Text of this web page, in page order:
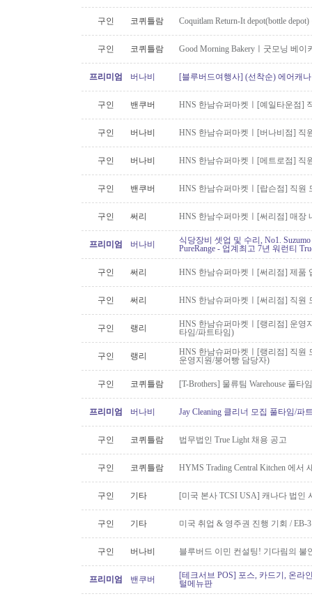
구인 코퀴틀람 Coquitlam Return-It depot(bottle
구인 코퀴틀람 Good Morning Bakeryㅣ굿모닝 베
프리미엄 버나비 [블루버드여행사] (선착순) 에어캐
구인 밴쿠버 HNS 한남슈퍼마켓ㅣ[예일타운점]
구인 버나비 HNS 한남슈퍼마켓ㅣ[버나비점] 직
구인 버나비 HNS 한남슈퍼마켓ㅣ[메트로점] 직
구인 밴쿠버 HNS 한남슈퍼마켓ㅣ[랍슨점] 직원
구인 써리 HNS 한남수퍼마켓ㅣ[써리점] 매장
프리미엄 버나비
식당장비 셋업 및 수리, No1.
PureRange - 업계최고 7년 워런티
구인 써리 HNS 한남슈퍼마켓ㅣ[써리점] 제품
구인 써리 HNS 한남슈퍼마켓ㅣ[써리점] 직원
구인 랭리
HNS 한남슈퍼마켓ㅣ[랭리점] 운영
타임/파트타임)
구인 랭리
HNS 한남슈퍼마켓ㅣ[랭리점] 직원
운영지원/붕어빵 담당자)
구인 코퀴틀람 [T-Brothers] 물류팀 Warehouse 풀타
프리미엄 버나비 Jay Cleaning 클리너 모집 풀타임/파
구인 코퀴틀람 법무법인 True Light 채용 공고
구인 코퀴틀람 HYMS Trading Central Kitchen 에
구인 기타 [미국 본사 TCSI USA] 캐나다 법인
구인 기타 미국 취업 & 영주권 진행 기회 / EB-
구인 버나비 블루버드 이민 컨설팅! 기다림의 불
프리미엄 밴쿠버
[테크서브 POS] 포스, 카드기, 온라
털메뉴판